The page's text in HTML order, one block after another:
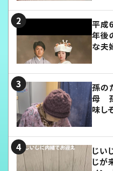
平成
年後
な夫
孫の
母
味し
じい
じが